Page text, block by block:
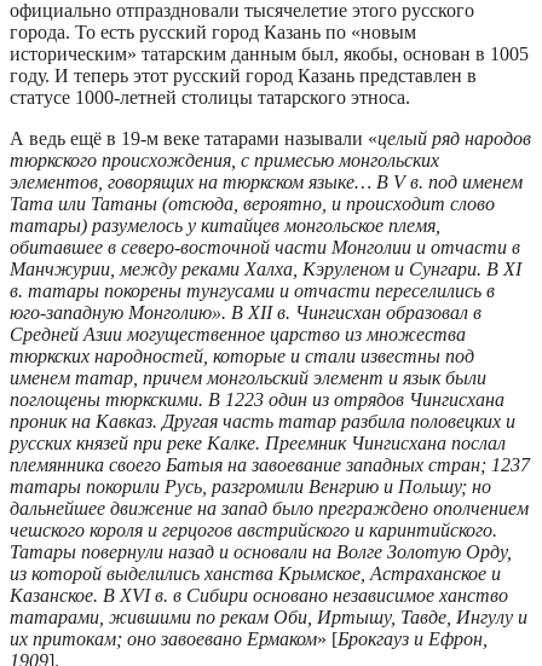
официально отпраздновали тысячелетие этого русского
города. То есть русский город Казань по «новым
историческим» татарским данным был, якобы, основан в 1005
году. И теперь этот русский город Казань представлен в
статусе 1000-летней столицы татарского этноса.
А ведь ещё в 19-м веке татарами называли «целый ряд народов
тюркского происхождения, с примесью монгольских
элементов, говорящих на тюркском языке… В V в. под именем
Тата или Татаны (отсюда, вероятно, и происходит слово
татары) разумелось у китайцев монгольское племя,
обитавшее в северо-восточной части Монголии и отчасти в
Манчжурии, между реками Халха, Кэруленом и Сунгари. В XI
в. татары покорены тунгусами и отчасти переселились в
юго-западную Монголию». В XII в. Чингисхан образовал в
Средней Азии могущественное царство из множества
тюркских народностей, которые и стали известны под
именем татар, причем монгольский элемент и язык были
поглощены тюркскими. В 1223 один из отрядов Чингисхана
проник на Кавказ. Другая часть татар разбила половецких и
русских князей при реке Калке. Преемник Чингисхана послал
племянника своего Батыя на завоевание западных стран; 1237
татары покорили Русь, разгромили Венгрию и Польшу; но
дальнейшее движение на запад было преграждено ополчением
чешского короля и герцогов австрийского и каринтийского.
Татары повернули назад и основали на Волге Золотую Орду,
из которой выделились ханства Крымское, Астраханское и
Казанское. В XVI в. в Сибири основано независимое ханство
татарами, жившими по рекам Оби, Иртышу, Тавде, Ингулу и
их притокам; оно завоевано Ермаком» [Брокгауз и Ефрон,
1909].